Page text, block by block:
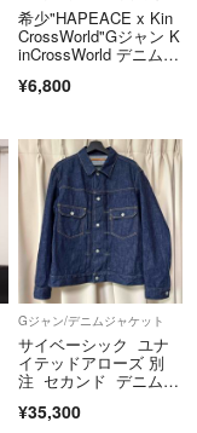
希少"HAPEACE x Kin
CrossWorld"Gジャン K
inCrossWorld デニムジ
¥6,800
Gジャン/デニムジャケット
サイベーシック ユナ
イテッドアローズ 別
注 セカンド デニムジ
¥35,300